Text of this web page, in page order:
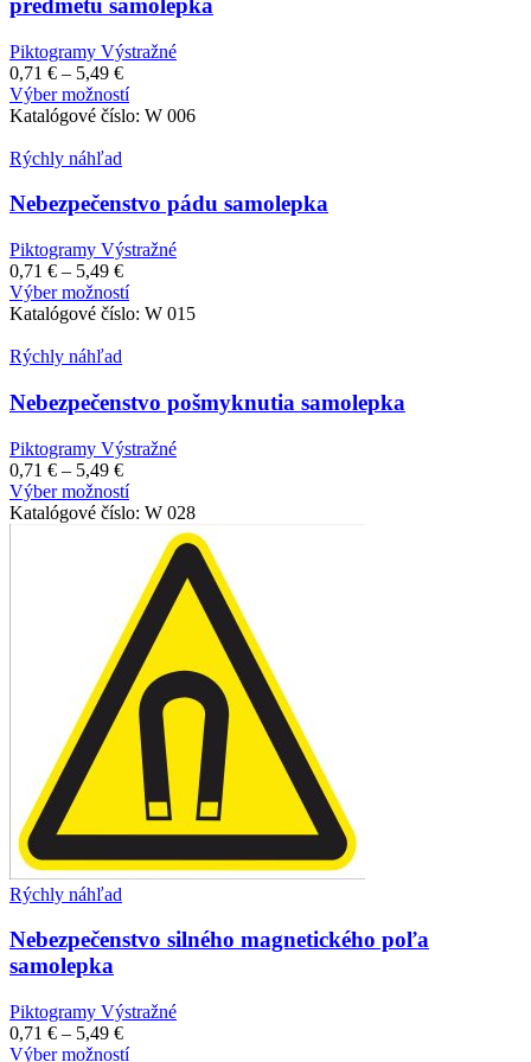
môžete
na
produktu.
predmetu samolepka
Piktogramy Výstražné
0,71 € – 5,49 €Price
range:
0,71 €
Výber možnostíTento
produkt
Možnosti
môžete
vybrať
na
stránke
Katalógové číslo: W 006
Rýchly náhľad
Nebezpečenstvo pádu samolepka
Piktogramy Výstražné
0,71 € – 5,49 €Price
range:
0,71 €
Výber možnostíTento
produkt
Možnosti
si
môžete
vybrať
na
stránke
produktu.
Katalógové číslo: W 015
Rýchly náhľad
Nebezpečenstvo pošmyknutia samolepka
Piktogramy Výstražné
0,71 € – 5,49 €Price
range:
0,71 €
through
5,49 €
Výber možnostíTento
produkt
viacero
variantov.
Možnosti
si
môžete
vybrať
na
stránke
produktu.
Katalógové číslo: W 028
Rýchly náhľad
Nebezpečenstvo silného magnetického poľa
samolepka
Piktogramy Výstražné
0,71 € – 5,49 €Price
range:
Výber možnostíTento